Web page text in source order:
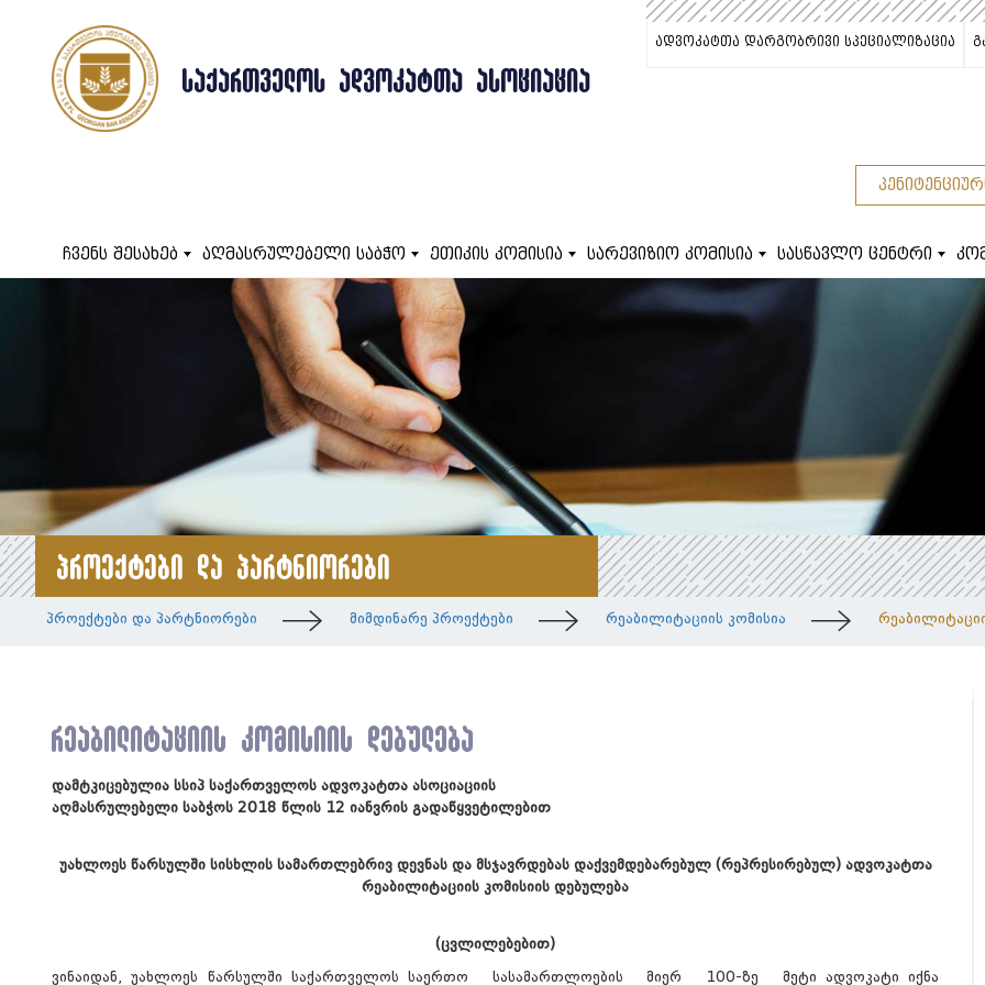
ᲡᲐᲥᲐᲠᲗᲕᲔᲚᲝᲡ ᲐᲓᲕᲝᲙᲐᲢᲗᲐ ᲐᲡᲝᲪᲘᲐᲪᲘᲐ
ადვოკატთა დარგობრივი სპეციალიზაცია
ჩვენს შესახებ აღმასრულებელი საბჭო ეთიკის კომისია სარევიზიო კომისია სასწავლო ცენტრი
პროექტები და პარტნიორები
პროექტები და პარტნიორები მიმდინარე პროექტები რეაბილიტაციის კომისია
რეაბილიტაციის კომისიის დებულება
დამტკიცებულია სსიპ საქართველოს ადვოკატთა ასოციაციის
აღმასრულებელი საბჭოს 2018 წლის 12 იანვრის გადაწყვეტილებით
უახლოეს წარსულში სისხლის სამართლებრივ დევნას და მსჯავრდებას დაქვემდებარებულ (რეპრესირებულ) ადვოკატთა
რეაბილიტაციის კომისიის დებულება
(ცვლილებებით)
ვინაიდან, უახლოეს წარსულში საქართველოს საერთო სასამართლოების მიერ 100-ზე მეტი ადვოკატი იქნა